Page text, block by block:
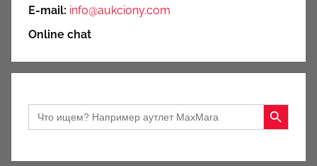
E-mail: info@aukciony.com
Online chat
Search
for:
Search Button